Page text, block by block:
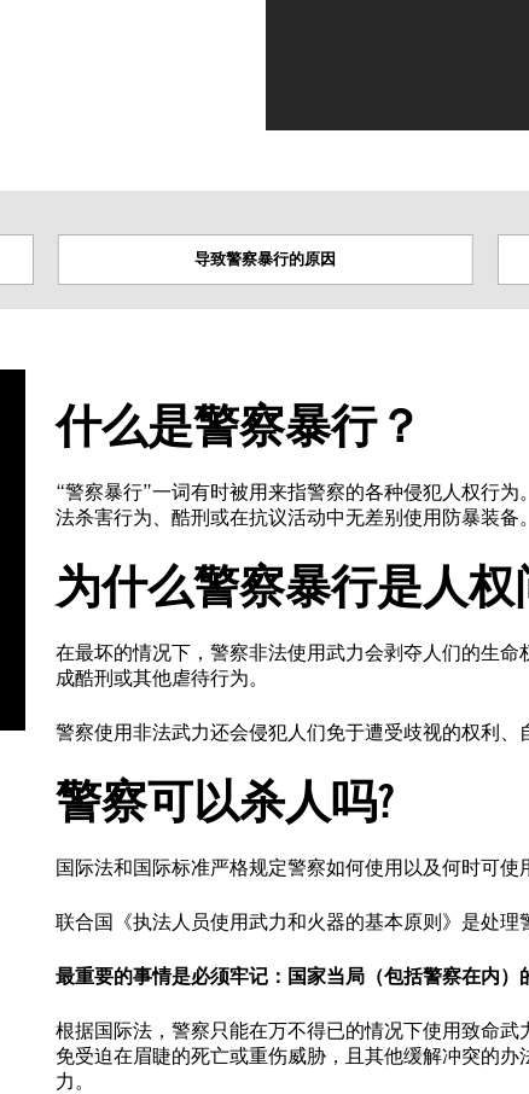
导致警察暴行的原因Next
什么是警察暴行？
“警察暴行”一词有时被用来指警察的各种侵犯人权行
法杀害行为、酷刑或在抗议活动中无差别使用防暴装备。
为什么警察暴行是人权
在最坏的情况下，警察非法使用武力会剥夺人们的生
成酷刑或其他虐待行为。
警察使用非法武力还会侵犯人们免于遭受歧视的权利、
警察可以杀人吗?
国际法和国际标准严格规定警察如何使用以及何时可使
联合国《执法人员使用武力和火器的基本原则》是处理
最重要的事情是必须牢记：国家当局（包括警察在内）
根据国际法，警察只能在万不得已的情况下使用致命
免受迫在眉睫的死亡或重伤威胁，且其他缓解冲突的
力。